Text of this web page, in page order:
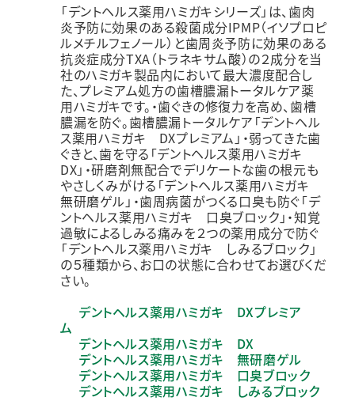
「デントヘルス薬用ハミガキシリーズ」は、歯肉
炎予防に効果のある殺菌成分IPMP（イソプロピ
ルメチルフェノール）と歯周炎予防に効果のある
抗炎症成分TXA（トラネキサム酸）の２成分を当
社のハミガキ製品内において最大濃度配合し
た、プレミアム処方の歯槽膿漏トータルケア薬
用ハミガキです。・歯ぐきの修復力を高め、歯槽
膿漏を防ぐ。歯槽膿漏トータルケア「デントヘル
ス薬用ハミガキ DXプレミアム」・弱ってきた歯
ぐきと、歯を守る「デントヘルス薬用ハミガキ
DX」・研磨剤無配合でデリケートな歯の根元も
やさしくみがける「デントヘルス薬用ハミガキ
無研磨ゲル」・歯周病菌がつくる口臭も防ぐ「デ
ントヘルス薬用ハミガキ 口臭ブロック」・知覚
過敏によるしみる痛みを２つの薬用成分で防ぐ
「デントヘルス薬用ハミガキ しみるブロック」
の５種類から、お口の状態に合わせてお選びくだ
さい。
デントヘルス薬用ハミガキ DXプレミア
ム
デントヘルス薬用ハミガキ DX
デントヘルス薬用ハミガキ 無研磨ゲル
デントヘルス薬用ハミガキ 口臭ブロック
デントヘルス薬用ハミガキ しみるブロック